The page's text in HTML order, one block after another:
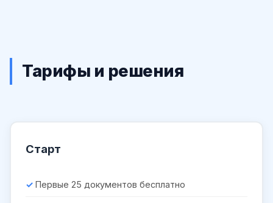
Тарифы и решения
Старт
Первые 25 документов бесплатно